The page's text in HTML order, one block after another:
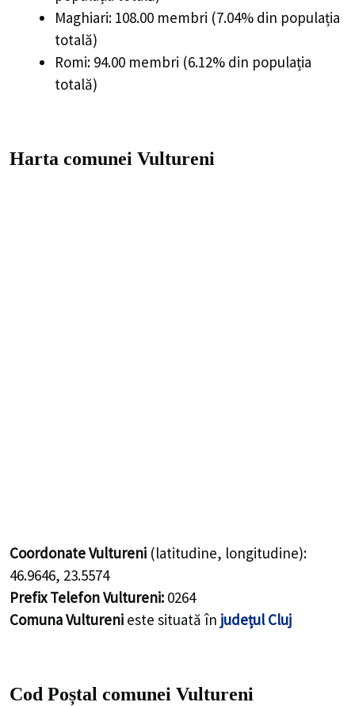
Maghiari: 108.00 membri (7.04% din populația
totală)
Romi: 94.00 membri (6.12% din populația
totală)
Harta comunei Vultureni
Coordonate Vultureni (latitudine, longitudine):
46.9646, 23.5574
Prefix Telefon Vultureni: 0264
Comuna Vultureni este situată în județul Cluj
Cod Poștal comunei Vultureni